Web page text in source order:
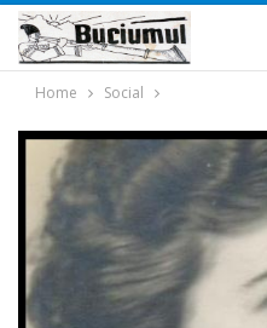
Home Social